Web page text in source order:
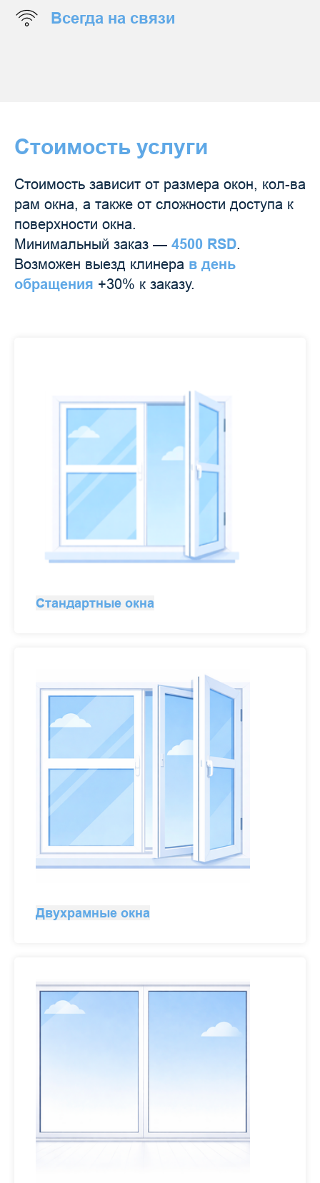
Всегда на связи
Стоимость услуги
Стоимость зависит от размера окон, кол-ва
рам окна, а также от сложности доступа к
поверхности окна.
Минимальный заказ — 4500 RSD.
Возможен выезд клинера в день
обращения +30% к заказу.
Стандартные окна
Двухрамные окна